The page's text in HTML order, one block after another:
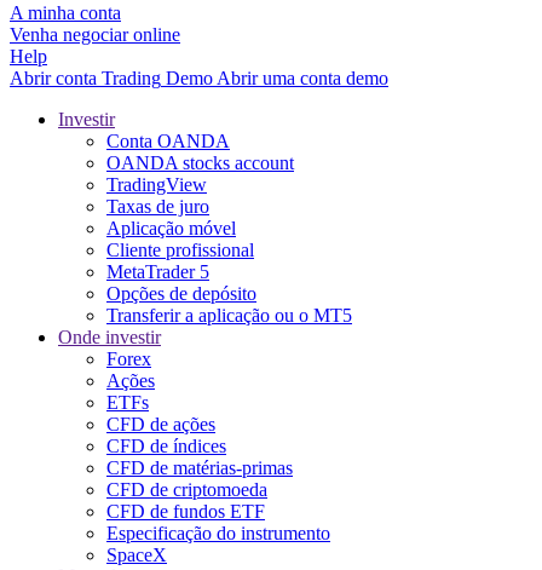
A minha conta
Venha negociar online
Help
Abrir conta Trading Demo Abrir uma conta demo
Investir
Conta OANDA
OANDA stocks account
TradingView
Taxas de juro
Aplicação móvel
Cliente profissional
MetaTrader 5
Opções de depósito
Transferir a aplicação ou o MT5
Onde investir
Forex
Ações
ETFs
CFD de ações
CFD de índices
CFD de matérias-primas
CFD de criptomoeda
CFD de fundos ETF
Especificação do instrumento
SpaceX